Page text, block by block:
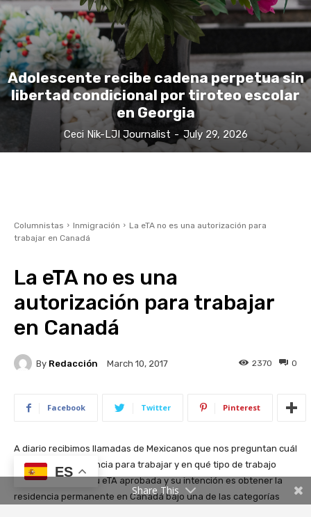
Adolescente recibe cadena perpetua sin
libertad condicional por tiroteo escolar
en Georgia
Ceci Nik-LJI Journalist - July 29, 2026
ES
Share This